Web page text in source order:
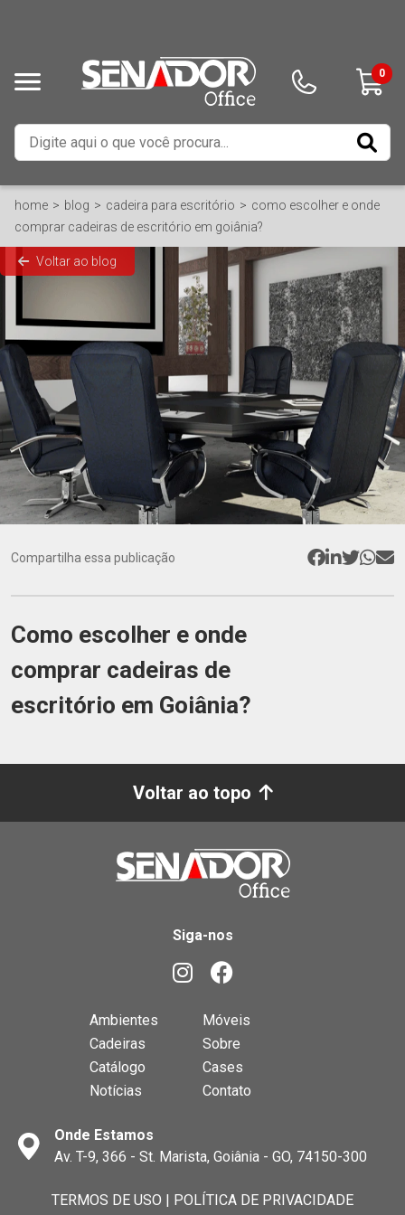
0
home blog cadeira para escritório
como escolher e onde
comprar cadeiras de escritório em goiânia?
Voltar ao blog
Compartilha essa publicação
Como escolher e onde
comprar cadeiras de
escritório em Goiânia?
Voltar ao topo
Siga-nos
Ambientes
Móveis
Cadeiras
Sobre
Catálogo
Cases
Notícias
Contato
Onde Estamos
Av. T-9, 366 - St. Marista, Goiânia - GO, 74150-300
TERMOS DE USO | POLÍTICA DE PRIVACIDADE